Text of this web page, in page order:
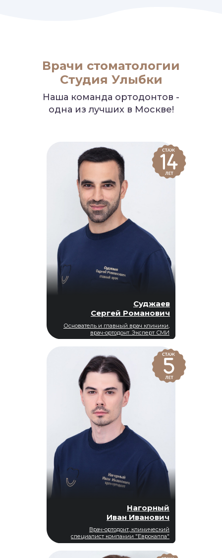
Врачи стоматологии
Студия Улыбки
Наша команда ортодонтов -
одна из лучших в Москве!
Врач-ортодонт, клинический
специалист компании "Еврокаппа"
Нагорный
Иван Иванович
Основатель и главный врач клиники,
врач-ортодонт. Эксперт СМИ
Суджаев
Сергей Романович